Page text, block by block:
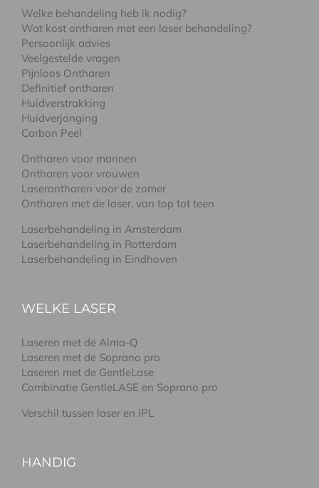
Welke behandeling heb ik nodig?
Wat kost ontharen met een laser behandeling?
Persoonlijk advies
Veelgestelde vragen
Pijnloos Ontharen
Definitief ontharen
Huidverstrakking
Huidverjonging
Carbon Peel
Ontharen voor mannen
Ontharen voor vrouwen
Laserontharen voor de zomer
Ontharen met de laser, van top tot teen
Laserbehandeling in Amsterdam
Laserbehandeling in Rotterdam
Laserbehandeling in Eindhoven
WELKE LASER
Laseren met de Alma-Q
Laseren met de Soprano pro
Laseren met de GentleLase
Combinatie GentleLASE en Soprano pro
Verschil tussen laser en IPL
HANDIG